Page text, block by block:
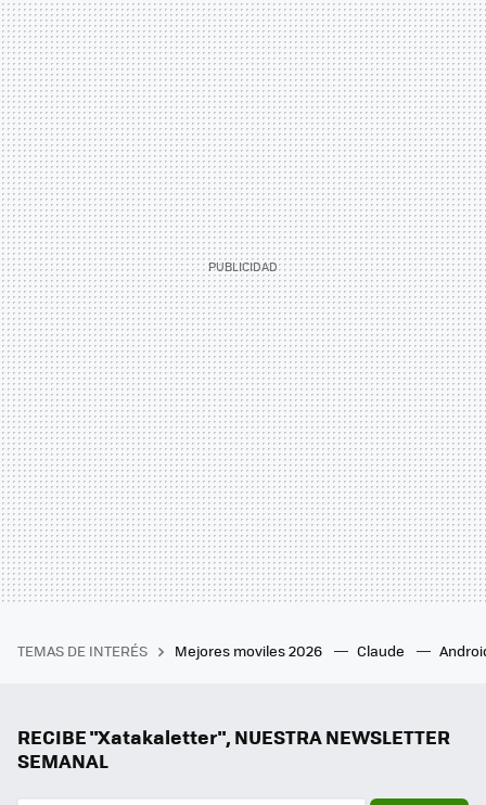
TEMAS DE INTERÉS Mejores moviles 2026 Claude
RECIBE "Xatakaletter", NUESTRA NEWSLETTER
SEMANAL